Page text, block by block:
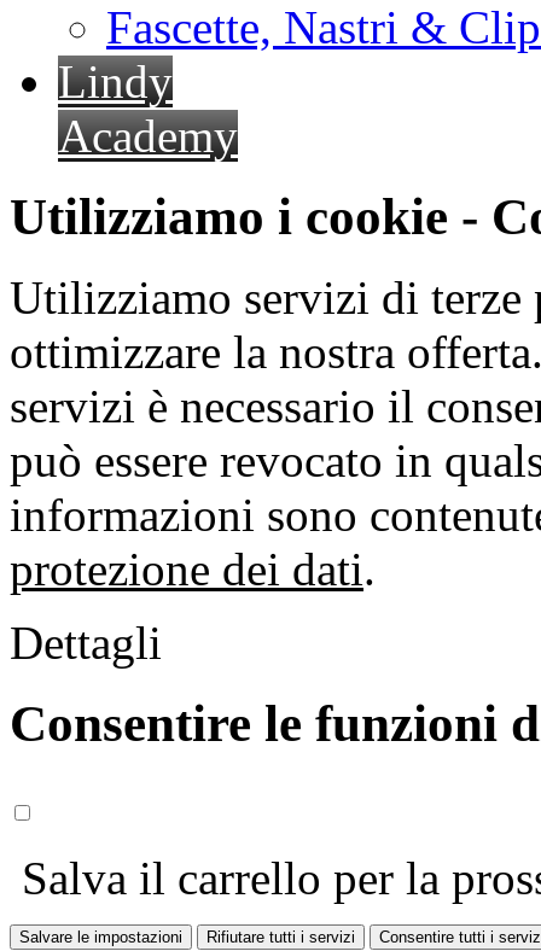
Fascette, Nastri &
Lindy
Academy
Utilizziamo i cookie -
Utilizziamo servizi di terze
ottimizzare la nostra
servizi è necessario il
può essere revocato in
informazioni sono
protezione dei dati.
Dettagli
Consentire le funzioni
Salva il carrello per la
Salvare le impostazioni Rifiutare tutti i servizi Consentire tutti i